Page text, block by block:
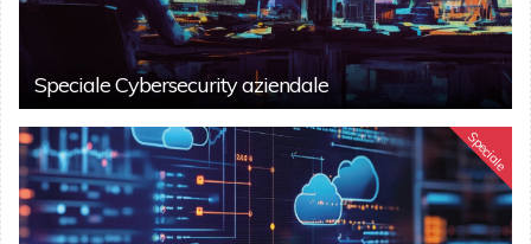
Speciale Cybersecurity aziendale
Speciale